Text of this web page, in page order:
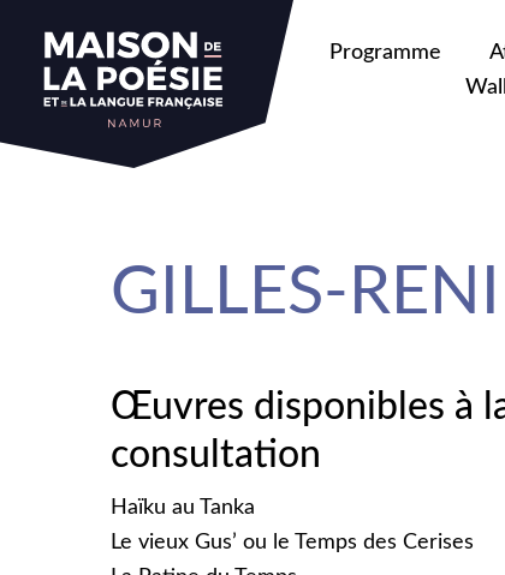
Programme
GILLES-
Œuvres disponibles à
consultation
Haïku au Tanka
Le vieux Gus’ ou le Temps des Cerises